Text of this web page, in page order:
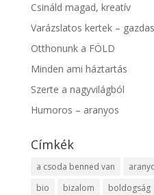
Csináld magad, kreatív
Varázslatos kertek –
Otthonunk a FÖLD
Minden ami háztartás
Szerte a nagyvilágból
Humoros – aranyos
Címkék
a csoda benned van
bio
bizalom boldogság